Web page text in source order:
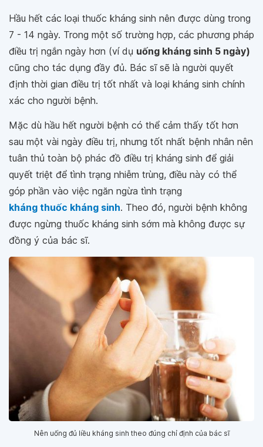
Hầu hết các loại thuốc kháng sinh nên được dùng trong
7 - 14 ngày. Trong một số trường hợp, các phương pháp
điều trị ngắn ngày hơn (ví dụ uống kháng sinh 5 ngày)
cũng cho tác dụng đầy đủ. Bác sĩ sẽ là người quyết
định thời gian điều trị tốt nhất và loại kháng sinh chính
xác cho người bệnh.
Mặc dù hầu hết người bệnh có thể cảm thấy tốt hơn
sau một vài ngày điều trị, nhưng tốt nhất bệnh nhân nên
tuân thủ toàn bộ phác đồ điều trị kháng sinh để giải
quyết triệt để tình trạng nhiễm trùng, điều này có thể
góp phần vào việc ngăn ngừa tình trạng
kháng thuốc kháng sinh. Theo đó, người bệnh không
được ngừng thuốc kháng sinh sớm mà không được sự
đồng ý của bác sĩ.
Nên uống đủ liều kháng sinh theo đúng chỉ định của bác sĩ